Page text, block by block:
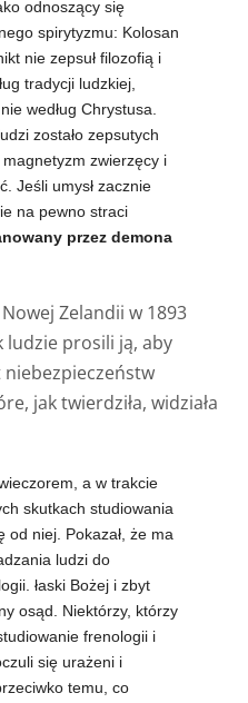
odnoszący się
spirytyzmu: Kolosan
nie zepsuł filozofią i
tradycji ludzkiej,
według Chrystusa.
zostało zepsutych
magnetyzm zwierzęcy i
Jeśli umysł zacznie
na pewno straci
przez demona
Zelandii w 1893
ludzie prosili ją, aby
niebezpieczeństw
jak twierdziła, widziała
wieczorem, a w trakcie
skutkach studiowania
niej. Pokazał, że ma
ludzi do
łaski Bożej i zbyt
osąd. Niektórzy, którzy
frenologii i
się urażeni i
temu, co